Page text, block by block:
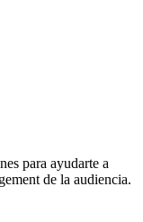
para ayudarte a
de la audiencia.